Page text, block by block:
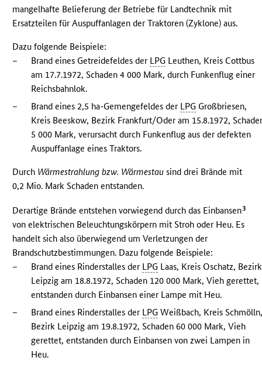
mangelhafte Belieferung der Betriebe für Landtechnik mit
Ersatzteilen für Auspuffanlagen der Traktoren (Zyklone) aus.
Dazu folgende Beispiele:
–
Brand eines Getreidefeldes der LPG Leuthen, Kreis Cottbus
am 17.7.1972, Schaden 4 000 Mark, durch Funkenflug einer
Reichsbahnlok.
–
Brand eines 2,5 ha-Gemengefeldes der LPG Großbriesen,
Kreis Beeskow, Bezirk Frankfurt/Oder am 15.8.1972,
5 000 Mark, verursacht durch Funkenflug aus der defekten
Auspuffanlage eines Traktors.
Durch Wärmestrahlung bzw. Wärmestau sind drei Brände mit
0,2 Mio. Mark Schaden entstanden.
Derartige Brände entstehen vorwiegend durch das Einbansen3
von elektrischen Beleuchtungskörpern mit Stroh oder Heu. Es
handelt sich also überwiegend um Verletzungen der
Brandschutzbestimmungen. Dazu folgende Beispiele:
–
Brand eines Rinderstalles der LPG Laas, Kreis Oschatz, Bezirk
Leipzig am 18.8.1972, Schaden 120 000 Mark, Vieh gerettet,
entstanden durch Einbansen einer Lampe mit Heu.
–
Brand eines Rinderstalles der LPG Weißbach, Kreis
Bezirk Leipzig am 19.8.1972, Schaden 60 000 Mark, Vieh
gerettet, entstanden durch Einbansen von zwei Lampen in
Heu.